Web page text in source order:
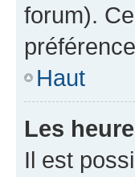
forum).
Haut
Les
Il est